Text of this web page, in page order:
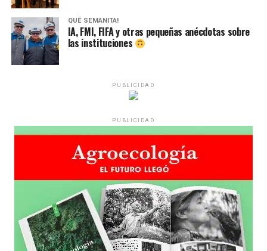
QUÉ SEMANITA!
IA, FMI, FIFA y otras pequeñas anécdotas sobre
las instituciones
PUBLICIDAD
PUBLICIDAD